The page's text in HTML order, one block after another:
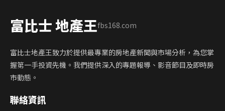
富比士 地產王fbs168.com
富比士地產王致力於提供最專業的房地產新聞與市場分析，為您掌
握第一手投資先機。我們提供深入的專題報導、影音節目及即時房
市動態。
聯絡資訊